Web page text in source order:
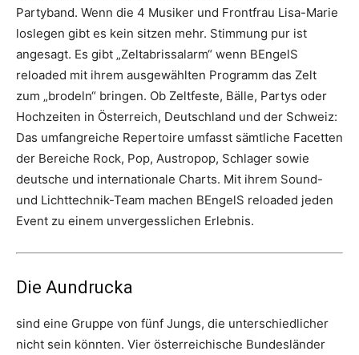
Partyband. Wenn die 4 Musiker und Frontfrau Lisa-Marie
loslegen gibt es kein sitzen mehr. Stimmung pur ist
angesagt. Es gibt „Zeltabrissalarm“ wenn BEngelS
reloaded mit ihrem ausgewählten Programm das Zelt
zum „brodeln“ bringen. Ob Zeltfeste, Bälle, Partys oder
Hochzeiten in Österreich, Deutschland und der Schweiz:
Das umfangreiche Repertoire umfasst sämtliche Facetten
der Bereiche Rock, Pop, Austropop, Schlager sowie
deutsche und internationale Charts. Mit ihrem Sound-
und Lichttechnik-Team machen BEngelS reloaded jeden
Event zu einem unvergesslichen Erlebnis.
Die Aundrucka
sind eine Gruppe von fünf Jungs, die unterschiedlicher
nicht sein könnten. Vier österreichische Bundesländer